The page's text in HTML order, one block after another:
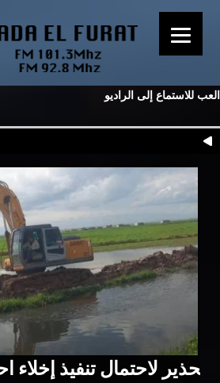
العب للاستماع إلى الراديو
تحذير لاحتمال تنفيذ